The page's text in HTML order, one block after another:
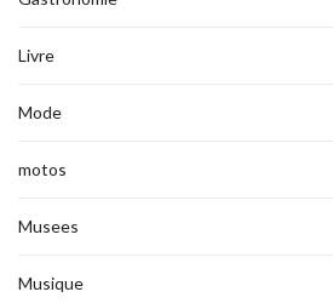
Livre
Mode
motos
Musees
Musique